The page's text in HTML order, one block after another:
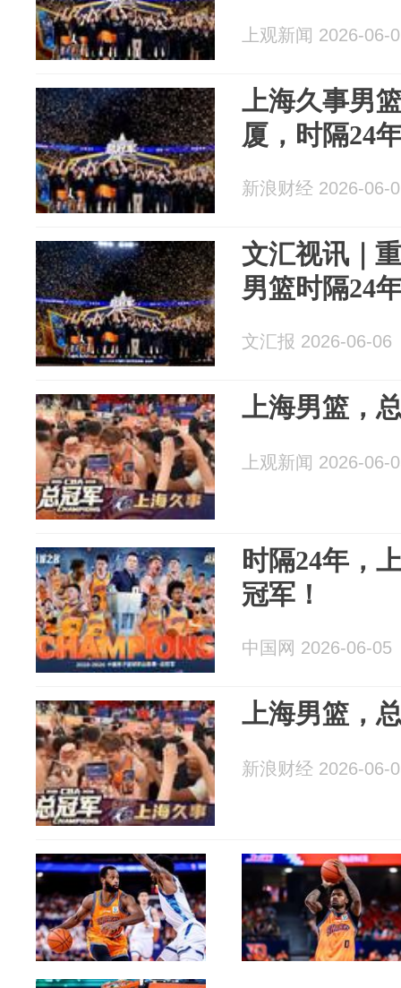
上观新闻 2026-06-
上海久事男
厦，时隔24
新浪财经 2026-06-
文汇视讯｜
男篮时隔24
文汇报 2026-06-06
上海男篮，
上观新闻 2026-06-
时隔24年，
冠军！
中国网 2026-06-05
上海男篮，
新浪财经 2026-06-